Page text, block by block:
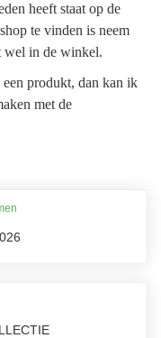
heeft staat op de
te vinden is neem
wel in de winkel.
produkt, dan kan ik
met de